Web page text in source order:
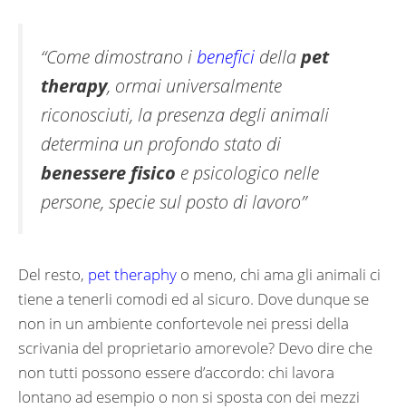
“Come dimostrano ibenefici dellapet
therapy, ormai universalmente
riconosciuti, la presenza degli animali
determina un profondo stato di
benessere fisico e psicologico nelle
persone, specie sul posto di lavoro”
Del resto, pet theraphy o meno, chi ama gli animali ci
tiene a tenerli comodi ed al sicuro. Dove dunque se
non in un ambiente confortevole nei pressi della
scrivania del proprietario amorevole? Devo dire che
non tutti possono essere d’accordo: chi lavora
lontano ad esempio o non si sposta con dei mezzi